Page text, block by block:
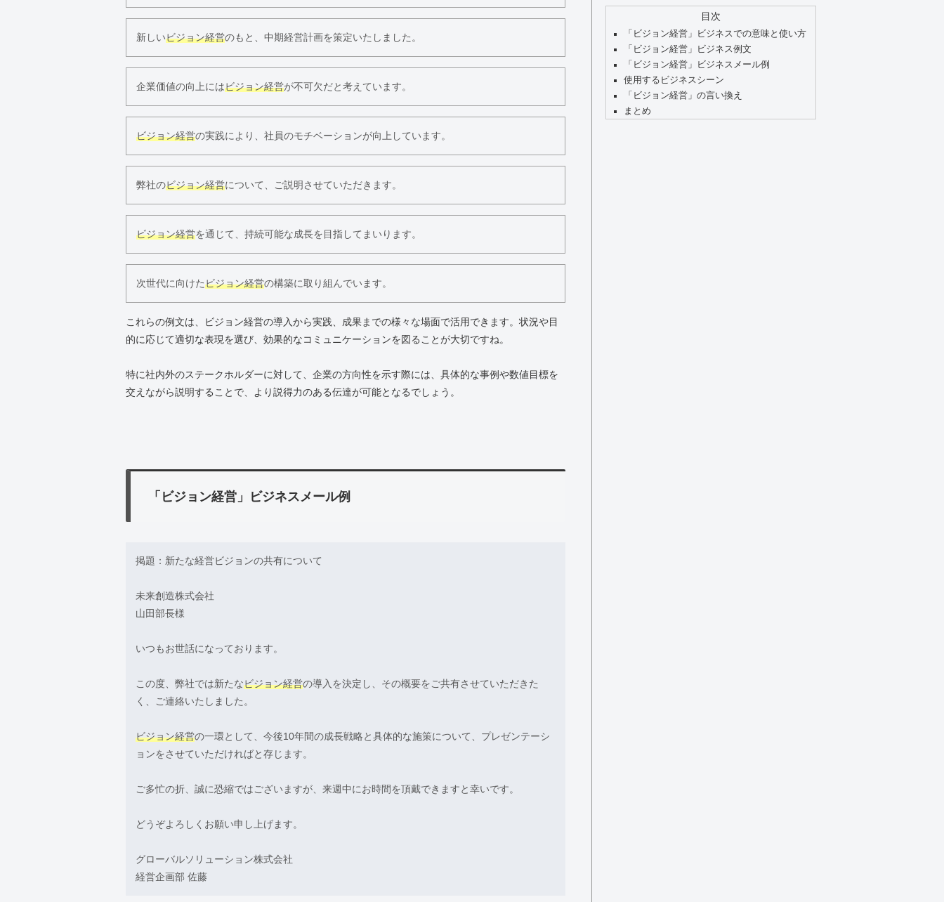
新しいビジョン経営のもと、中期経営計画を策定いたしました。
企業価値の向上にはビジョン経営が不可欠だと考えています。
ビジョン経営の実践により、社員のモチベーションが向上しています。
弊社のビジョン経営について、ご説明させていただきます。
ビジョン経営を通じて、持続可能な成長を目指してまいります。
次世代に向けたビジョン経営の構築に取り組んでいます。
これらの例文は、ビジョン経営の導入から実践、成果までの様々な場面で活用できます。状況や目
的に応じて適切な表現を選び、効果的なコミュニケーションを図ることが大切ですね。
特に社内外のステークホルダーに対して、企業の方向性を示す際には、具体的な事例や数値目標を
交えながら説明することで、より説得力のある伝達が可能となるでしょう。
「ビジョン経営」ビジネスメール例
掲題：新たな経営ビジョンの共有について
未来創造株式会社
山田部長様
いつもお世話になっております。
この度、弊社では新たなビジョン経営の導入を決定し、その概要をご共有させていただきた
く、ご連絡いたしました。
ビジョン経営の一環として、今後10年間の成長戦略と具体的な施策について、プレゼンテーシ
ョンをさせていただければと存じます。
ご多忙の折、誠に恐縮ではございますが、来週中にお時間を頂戴できますと幸いです。
どうぞよろしくお願い申し上げます。
グローバルソリューション株式会社
経営企画部 佐藤
目次
「ビジョン経営」ビジネスでの意味と使い方
「ビジョン経営」ビジネス例文
「ビジョン経営」ビジネスメール例
使用するビジネスシーン
「ビジョン経営」の言い換え
まとめ